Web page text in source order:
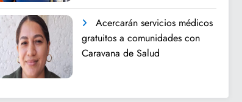
Acercarán servicios médicos
gratuitos a comunidades con
Caravana de Salud